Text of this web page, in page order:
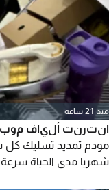
شهريا (شامل الضريبة)
منذ 21 ساعة